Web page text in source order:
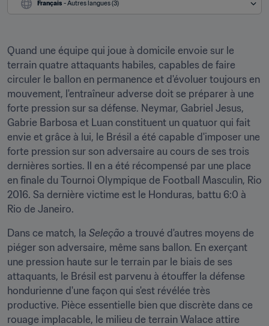
Français - Autres langues (3)
Quand une équipe qui joue à domicile envoie sur le
terrain quatre attaquants habiles, capables de faire
circuler le ballon en permanence et d'évoluer toujours en
mouvement, l'entraîneur adverse doit se préparer à une
forte pression sur sa défense. Neymar, Gabriel Jesus,
Gabrie Barbosa et Luan constituent un quatuor qui fait
envie et grâce à lui, le Brésil a été capable d'imposer une
forte pression sur son adversaire au cours de ses trois
dernières sorties. Il en a été récompensé par une place
en finale du Tournoi Olympique de Football Masculin, Rio
2016. Sa dernière victime est le Honduras, battu 6:0 à
Rio de Janeiro.
Dans ce match, la Seleção a trouvé d'autres moyens de
piéger son adversaire, même sans ballon. En exerçant
une pression haute sur le terrain par le biais de ses
attaquants, le Brésil est parvenu à étouffer la défense
hondurienne d'une façon qui s'est révélée très
productive. Pièce essentielle bien que discrète dans ce
rouage implacable, le milieu de terrain Walace attire